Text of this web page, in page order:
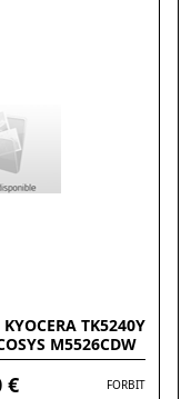
TK5240Y
M5526CDW
€ FORBIT